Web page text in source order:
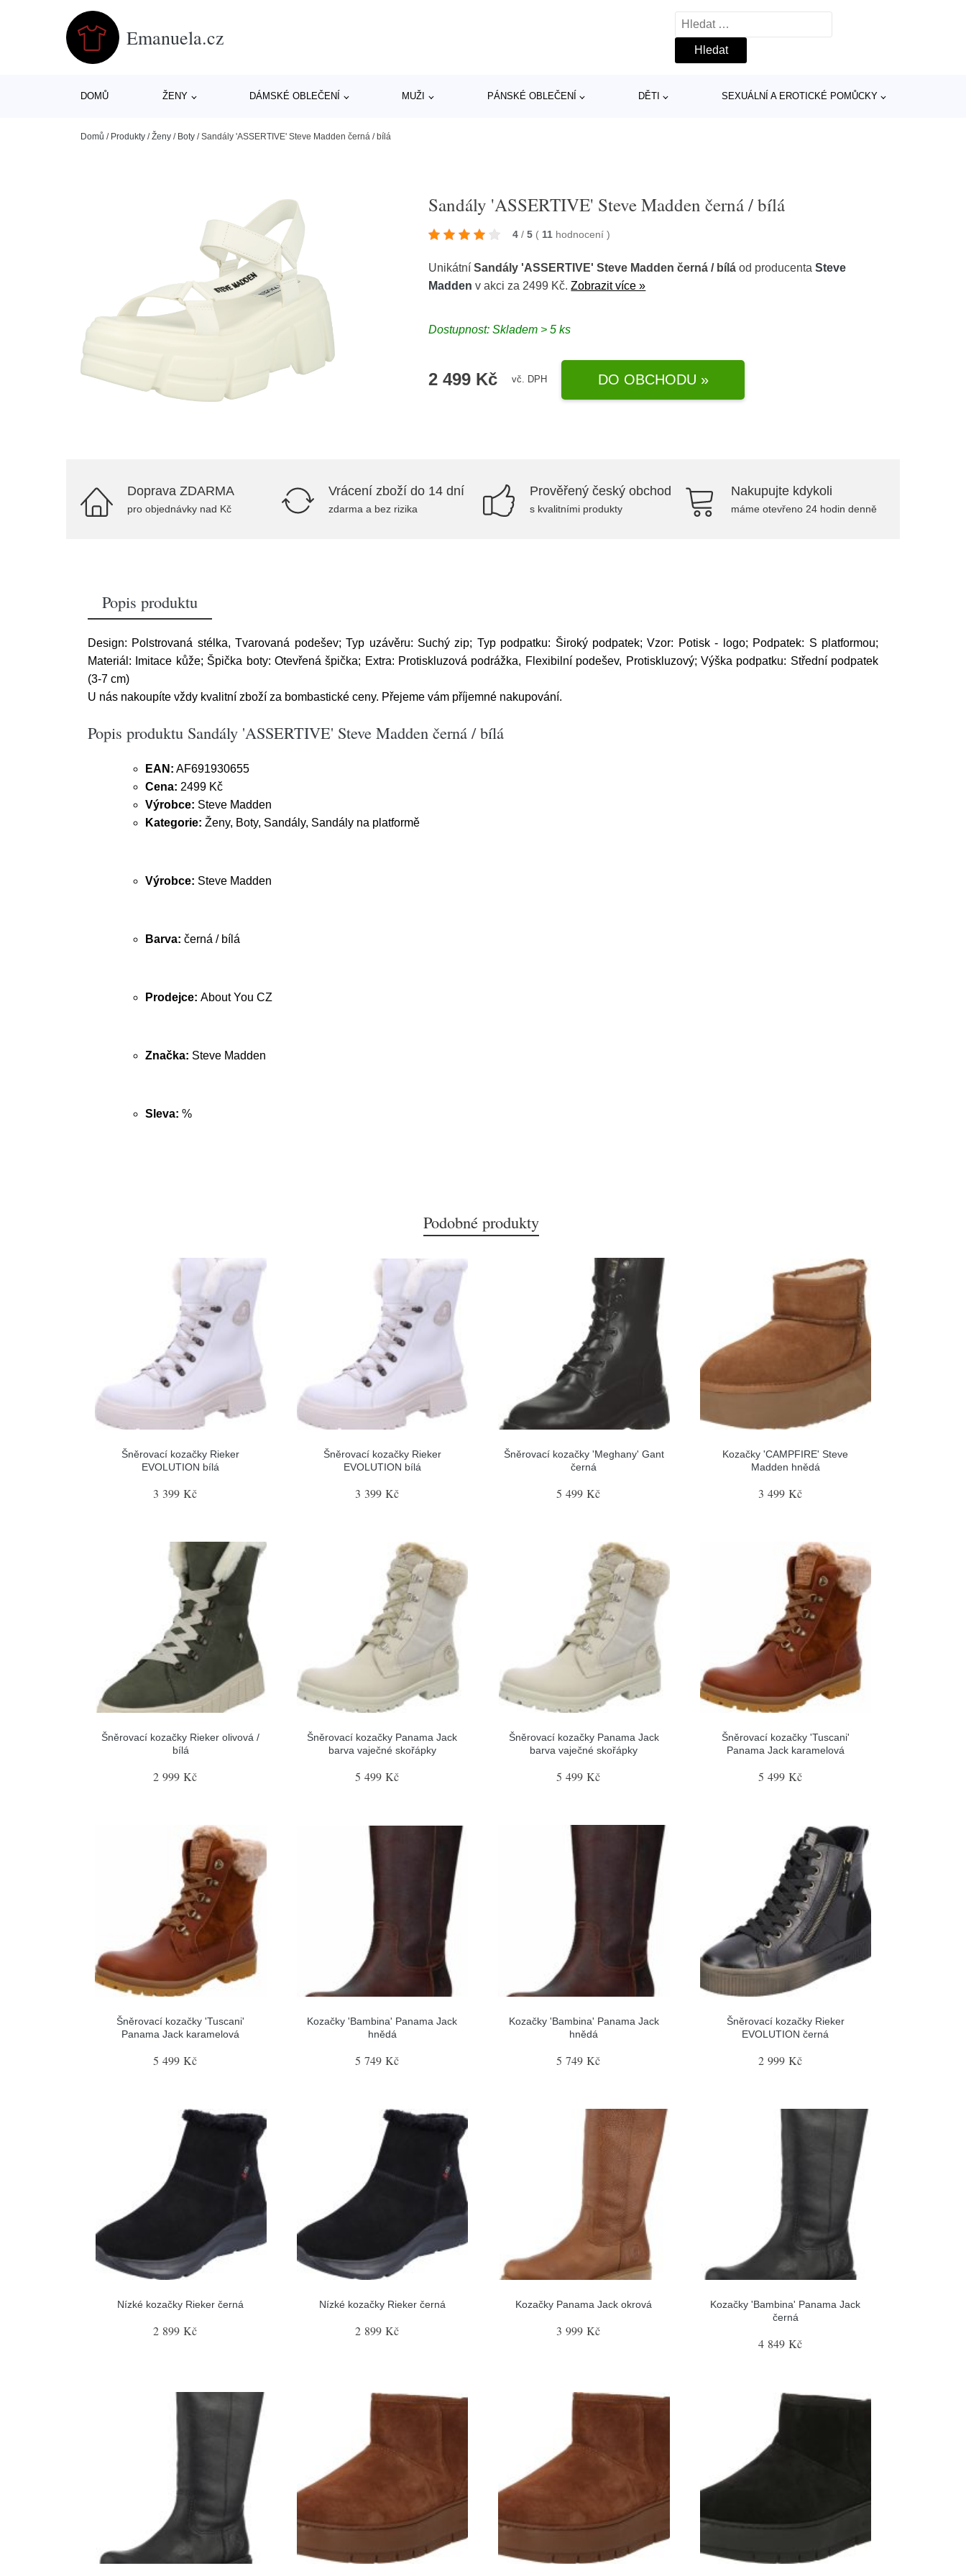
Emanuela.cz
Vyhledávání
DOMŮ ŽENY DÁMSKÉ OBLEČENÍ MUŽI PÁNSKÉ OBLEČENÍ DĚTI SEXUÁLNÍ A EROTICKÉ POMŮCKY
Domů / Produkty /Ženy / Boty /Sandály 'ASSERTIVE' Steve Madden černá / bílá
Sandály 'ASSERTIVE' Steve Madden černá / bílá
4 / 5 ( 11 hodnocení)
UnikátníSandály 'ASSERTIVE' Steve Madden černá / bílá od producentaSteve
Madden v akci za 2499 Kč.Zobrazit více »
Dostupnost: Skladem > 5 ks
2 499 Kč vč. DPH DO OBCHODU »
Doprava ZDARMA
pro objednávky nad Kč
Vrácení zboží do 14 dní
zdarma a bez rizika
Prověřený český obchod
s kvalitními produkty
Nakupujte kdykoli
máme otevřeno 24 hodin denně
Popis produktu
Design: Polstrovaná stélka, Tvarovaná podešev; Typ uzávěru: Suchý zip; Typ podpatku: Široký podpatek; Vzor: Potisk - logo; Podpatek: S platformou;
Materiál: Imitace kůže; Špička boty: Otevřená špička; Extra: Protiskluzová podrážka, Flexibilní podešev, Protiskluzový; Výška podpatku: Střední podpatek
(3-7 cm)
U nás nakoupíte vždy kvalitní zboží za bombastické ceny. Přejeme vám příjemné nakupování.
Popis produktu Sandály 'ASSERTIVE' Steve Madden černá / bílá
EAN: AF691930655
Cena: 2499 Kč
Výrobce: Steve Madden
Kategorie: Ženy, Boty, Sandály, Sandály na platformě
Výrobce: Steve Madden
Barva: černá / bílá
Prodejce: About You CZ
Značka: Steve Madden
Sleva: %
Podobné produkty
Šněrovací kozačky Rieker
EVOLUTION bílá
3 399 Kč
Šněrovací kozačky Rieker
EVOLUTION bílá
3 399 Kč
Šněrovací kozačky 'Meghany' Gant
černá
5 499 Kč
Kozačky 'CAMPFIRE' Steve
Madden hnědá
3 499 Kč
Šněrovací kozačky Rieker olivová /
bílá
2 999 Kč
Šněrovací kozačky Panama Jack
barva vaječné skořápky
5 499 Kč
Šněrovací kozačky Panama Jack
barva vaječné skořápky
5 499 Kč
Šněrovací kozačky 'Tuscani'
Panama Jack karamelová
5 499 Kč
Šněrovací kozačky 'Tuscani'
Panama Jack karamelová
5 499 Kč
Kozačky 'Bambina' Panama Jack
hnědá
5 749 Kč
Kozačky 'Bambina' Panama Jack
hnědá
5 749 Kč
Šněrovací kozačky Rieker
EVOLUTION černá
2 999 Kč
Nízké kozačky Rieker černá
2 899 Kč
Nízké kozačky Rieker černá
2 899 Kč
Kozačky Panama Jack okrová
3 999 Kč
Kozačky 'Bambina' Panama Jack
černá
4 849 Kč